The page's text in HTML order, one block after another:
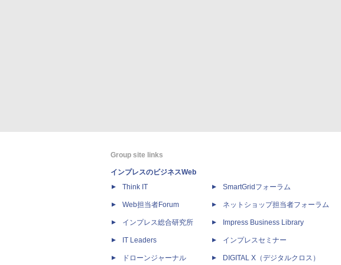
Group site links
インプレスのビジネスWeb
Think IT
Web担当者Forum
インプレス総合研究所
IT Leaders
ドローンジャーナル
SmartGridフォーラム
ネットショップ担当者フォーラム
Impress Business Library
インプレスセミナー
DIGITAL X（デジタルクロス）